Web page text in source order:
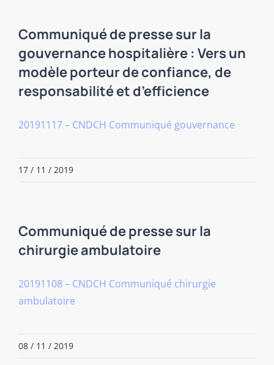
Communiqué de presse sur la
gouvernance hospitalière : Vers un
modèle porteur de confiance, de
responsabilité et d’efficience
20191117 – CNDCH Communiqué gouvernance
17 / 11 / 2019
Communiqué de presse sur la
chirurgie ambulatoire
20191108 – CNDCH Communiqué chirurgie
ambulatoire
08 / 11 / 2019